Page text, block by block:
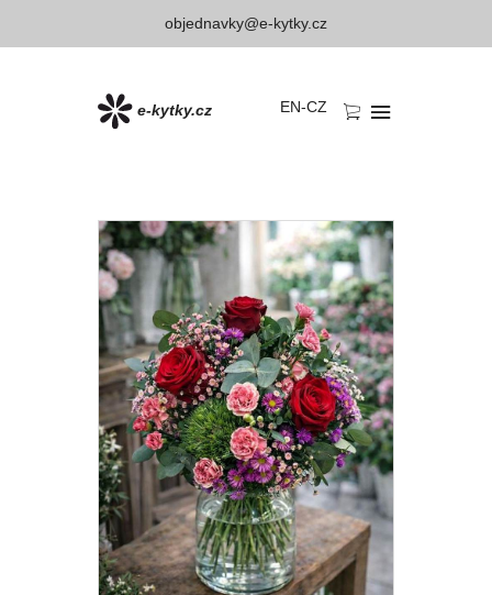
objednavky@e-kytky.cz
e-kytky.cz EN-CZ